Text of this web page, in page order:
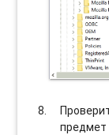
предмет